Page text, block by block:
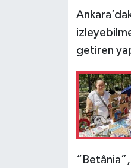
getiren